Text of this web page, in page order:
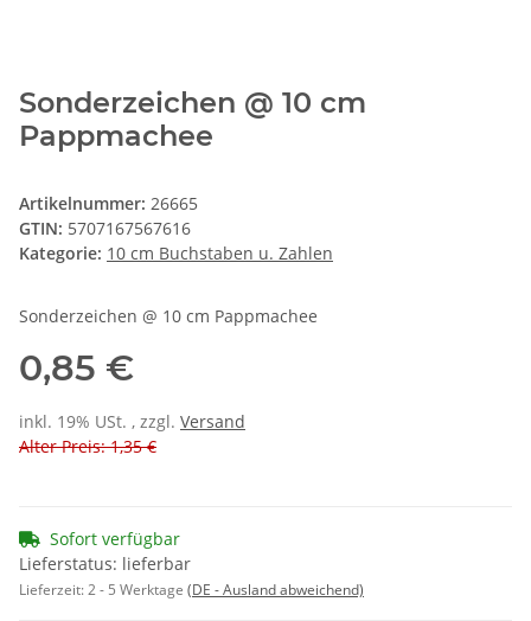
Sonderzeichen @ 10 cm
Pappmachee
Artikelnummer: 26665
GTIN: 5707167567616
Kategorie: 10 cm Buchstaben u. Zahlen
Sonderzeichen @ 10 cm Pappmachee
0,85 €
inkl. 19% USt. , zzgl. Versand
Alter Preis: 1,35 €
Sofort verfügbar
Lieferstatus: lieferbar
Lieferzeit:2 - 5 Werktage (DE - Ausland abweichend)